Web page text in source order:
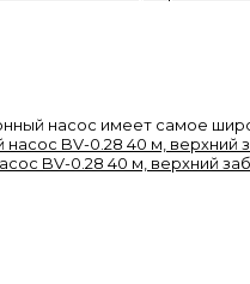
насос имеет самое
BV-0.28 40 м, верхний